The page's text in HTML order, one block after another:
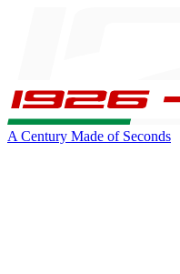
A Century Made of Seconds